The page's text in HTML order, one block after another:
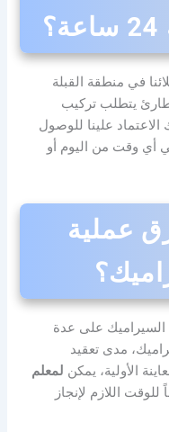
في منطقة القبلة
يتطلب تركيب
علينا للوصول
أي وقت من اليوم أو
عملية
على عدة
مدى تعقيد
الأولية، يمكن لمعلم
اللازم لإنجاز